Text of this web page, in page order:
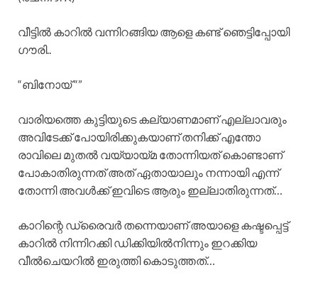
വീട്ടിൽ കാറിൽ വന്നിറങ്ങിയ ആളെ കണ്ട് ഞെട്ടിപ്പോയി
ഗൗരി..
“ബിനോയ്‌ “”
വാരിയത്തെ കുട്ടിയുടെ കല്യാണമാണ് എല്ലാവരും
അവിടേക്ക് പോയിരിക്കുകയാണ് തനിക്ക് എന്തോ
രാവിലെ മുതൽ വയ്യായ്മ തോന്നിയത് കൊണ്ടാണ്
പോകാതിരുന്നത് അത് ഏതായാലും നന്നായി എന്ന്
തോന്നി അവൾക്ക് ഇവിടെ ആരും ഇല്ലാതിരുന്നത്…
കാറിന്റെ ഡ്രൈവർ തന്നെയാണ് അയാളെ കഷ്ടപ്പെട്ട്
കാറിൽ നിന്നിറക്കി ഡിക്കിയിൽനിന്നും ഇറക്കിയ
വീൽചെയറിൽ ഇരുത്തി കൊടുത്തത്…